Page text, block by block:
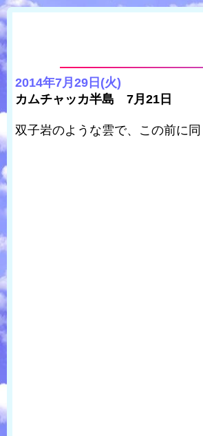
2014年7月29日(火)
カムチャッカ半島 7月21日
双子岩のような雲で、この前に